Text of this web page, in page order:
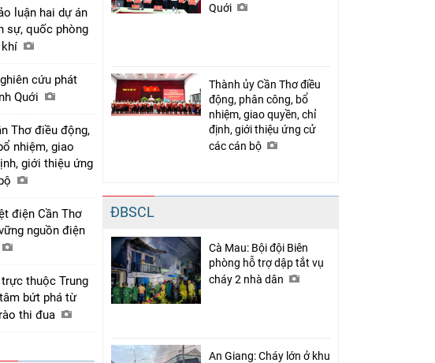
luận hai dự án
sự, quốc phòng
khí
cứu phát
Quới
Thơ điều động,
nhiệm, giao
giới thiệu ứng
điện Cần Thơ
nguồn điện
thuộc Trung
bứt phá từ
thi đua
Quới
Thành ủy Cần Thơ điều
động, phân công, bổ
nhiệm, giao quyền, chỉ
định, giới thiệu ứng cử
các cán bộ
ĐBSCL
Cà Mau: Bội đội Biên
phòng hỗ trợ dập tắt vụ
cháy 2 nhà dân
An Giang: Cháy lớn ở khu